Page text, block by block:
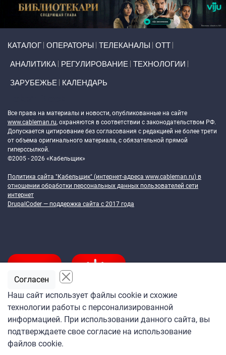
КАТАЛОГ ОПЕРАТОРЫ ТЕЛЕКАНАЛЫ ОТТ
АНАЛИТИКА РЕГУЛИРОВАНИЕ ТЕХНОЛОГИИ
ЗАРУБЕЖЬЕ КАЛЕНДАРЬ
Все права на материалы и новости, опубликованные на сайте
www.cableman.ru, охраняются в соответствии с законодательством РФ.
Допускается цитирование без согласования с редакцией не более трети
от объема оригинального материала, с обязательной прямой
гиперссылкой.
©2005 - 2026 «Кабельщик»
Политика сайта "Кабельщик" (интернет-адреса www.cableman.ru) в
отношении обработки персональных данных пользователей сети
интернет
DrupalCoder — поддержка сайта c 2017 года
Подпишитесь
на ежедневную рассылку
«Кабельщика»
Наш сайт использует файлы cookie и схожие
технологии работы с персонализированной
информацией. При использовании данного сайта, вы
подтверждаете свое согласие на использование
файлов cookie.
Согласен